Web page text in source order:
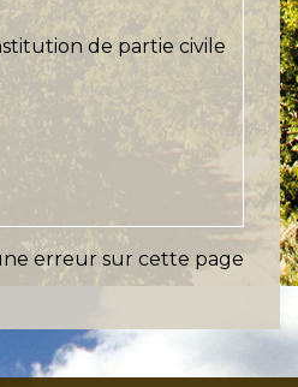
de partie civile
erreur sur cette page